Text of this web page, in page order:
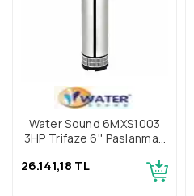
Water Sound 6MXS1003
3HP Trifaze 6'' Paslanmaz
Keson Kuyu Pompası
26.141,18 TL